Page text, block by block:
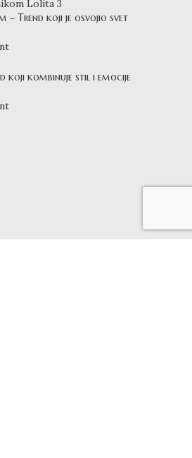
– Trend koji je osvojio svet
koji kombinuje stil i emocije